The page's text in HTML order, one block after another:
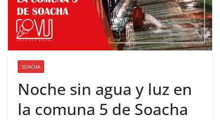
SOACHA
Noche sin agua y luz en
la comuna 5 de Soacha